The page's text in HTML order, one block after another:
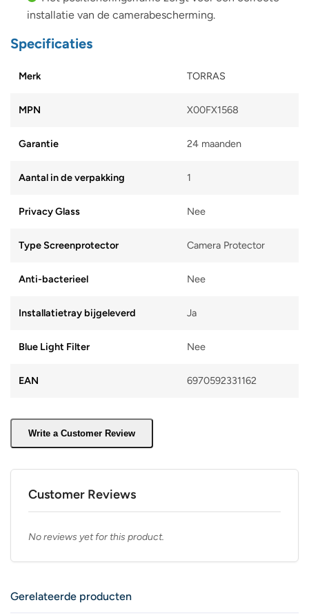
installatie van de camerabescherming.
Specificaties
Merk TORRAS
MPN X00FX1568
Garantie 24 maanden
Aantal in de verpakking 1
Privacy Glass Nee
Type Screenprotector Camera Protector
Anti-bacterieel Nee
Installatietray bijgeleverd Ja
Blue Light Filter Nee
EAN 6970592331162
Write a Customer Review
Customer Reviews
No reviews yet for this product.
Gerelateerde producten